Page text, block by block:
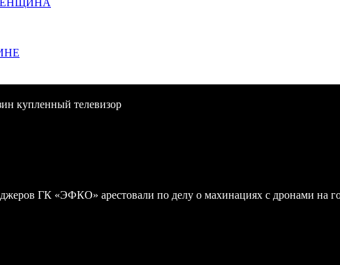
купленный телевизор
ГК «ЭФКО» арестовали по делу о махинациях с дронами на